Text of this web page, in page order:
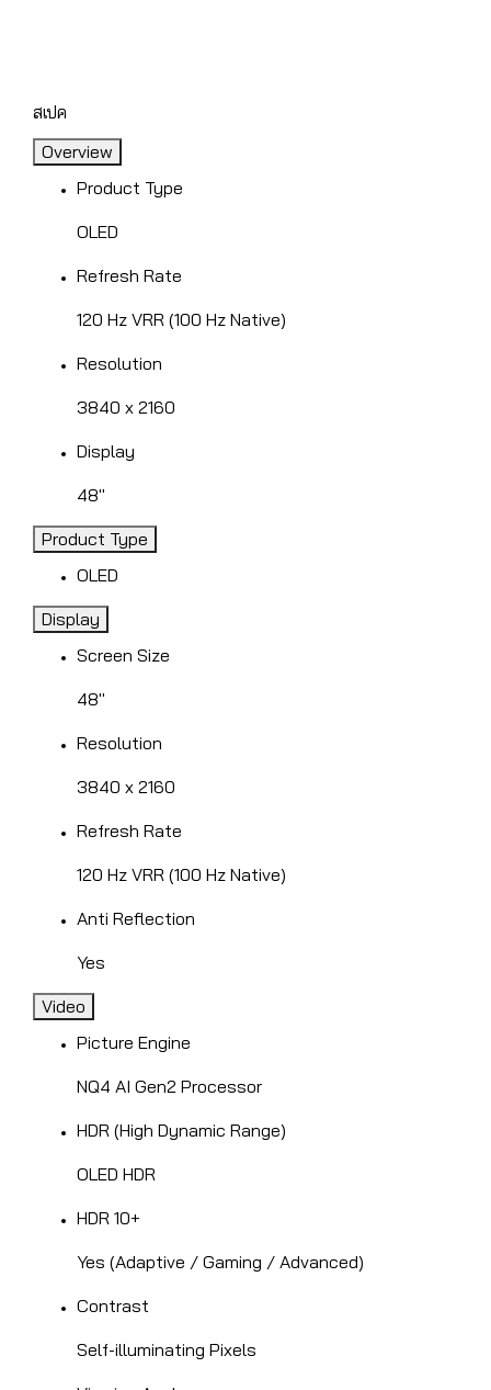
สเปค
Overview
Product Type
OLED
Refresh Rate
120 Hz VRR (100 Hz Native)
Resolution
3840 x 2160
Display
48"
Product Type
OLED
Display
Screen Size
48"
Resolution
3840 x 2160
Refresh Rate
120 Hz VRR (100 Hz Native)
Anti Reflection
Yes
Video
Picture Engine
NQ4 AI Gen2 Processor
HDR (High Dynamic Range)
OLED HDR
HDR 10+
Yes (Adaptive / Gaming / Advanced)
Contrast
Self-illuminating Pixels